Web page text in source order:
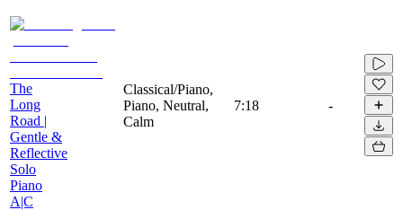
The
Long
Road |
Gentle &
Reflective
Solo
Piano
A|C
Classical/Piano,
Piano, Neutral,
Calm
7:18 -